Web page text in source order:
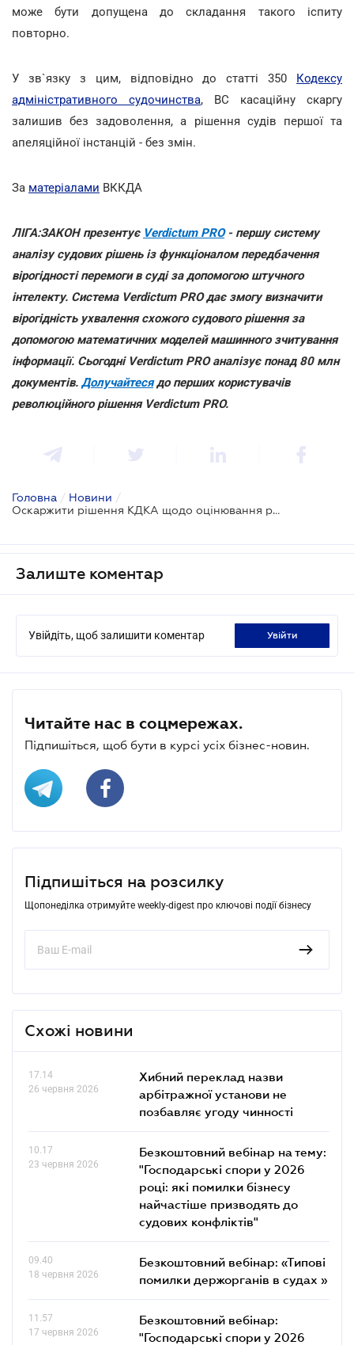
може бути допущена до складання такого іспиту
повторно.
У зв`язку з цим, відповідно до статті 350 Кодексу
адміністративного судочинства, ВС касаційну скаргу
залишив без задоволення, а рішення судів першої та
апеляційної інстанцій - без змін.
За матеріалами ВККДА
ЛІГА:ЗАКОН презентує Verdictum PRO- першу систему
аналізу судових рішень із функціоналом передбачення
вірогідності перемоги в суді за допомогою штучного
інтелекту. Система Verdictum PRO дає змогу визначити
вірогідність ухвалення схожого судового рішення за
допомогою математичних моделей машинного зчитування
інформації. Сьогодні Verdictum PRO аналізує понад 80 млн
документів. Долучайтесядо перших користувачів
революційного рішення Verdictum PRO.
Головна / Новини /
Оскаржити рішення КДКА щодо оцінювання рівня знань особи у суді не можна
Залиште коментар
Увійдіть, щоб залишити коментар увійти
Читайте нас в соцмережах.
Підпишіться, щоб бути в курсі усіх бізнес-новин.
Підпишіться на розсилку
Щопонеділка отримуйте weekly-digest про ключові події бізнесу
Схожі новини
17.14
26 червня 2026
Хибний переклад назви
арбітражної установи не
позбавляє угоду чинності
10.17
23 червня 2026
Безкоштовний вебінар на тему:
"Господарські спори у 2026
році: які помилки бізнесу
найчастіше призводять до
судових конфліктів"
09.40
18 червня 2026
Безкоштовний вебінар: «Типові
помилки держорганів в судах »
11.57
17 червня 2026
Безкоштовний вебінар:
"Господарські спори у 2026